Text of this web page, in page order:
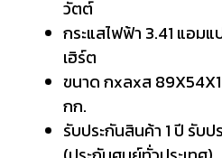
วัตต์
กระแสไฟฟ้า 3.41 แอม
เฮิร์ต
ขนาด กxลxส
กก.
รับประกันสินค้า 1 ปี รับป